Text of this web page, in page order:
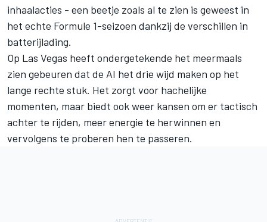
inhaalacties - een beetje zoals al te zien is geweest in
het echte Formule 1-seizoen dankzij de verschillen in
batterijlading.
Op Las Vegas heeft ondergetekende het meermaals
zien gebeuren dat de AI het drie wijd maken op het
lange rechte stuk. Het zorgt voor hachelijke
momenten, maar biedt ook weer kansen om er tactisch
achter te rijden, meer energie te herwinnen en
vervolgens te proberen hen te passeren.